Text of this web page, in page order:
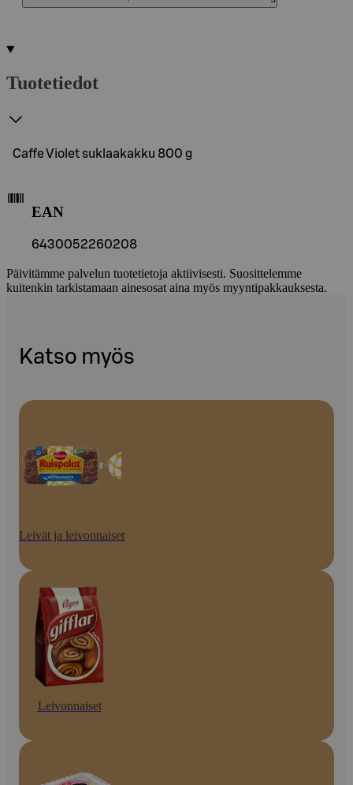
Tuotetiedot
Caffe Violet suklaakakku 800 g
EAN
6430052260208
Päivitämme palvelun tuotetietoja aktiivisesti. Suosittelemme
kuitenkin tarkistamaan ainesosat aina myös myyntipakkauksesta.
Katso myös
Leivät ja leivonnaiset
Leivonnaiset